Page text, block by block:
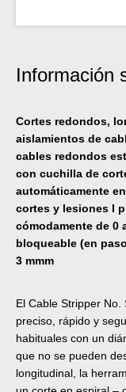
Información
Cortes redondos,
aislamientos de
cables redondos
con cuchilla de
automáticamente
cortes y lesiones I
cómodamente de 0
bloqueable (en
3 mmm
El Cable Stripper
preciso, rápido y
habituales con un
que no se pueden
longitudinal, la